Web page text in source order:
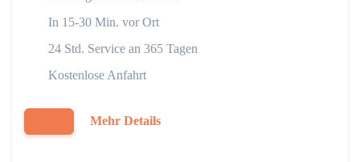
In 15-30 Min. vor Ort
24 Std. Service an 365 Tagen
Kostenlose Anfahrt
Mehr Details